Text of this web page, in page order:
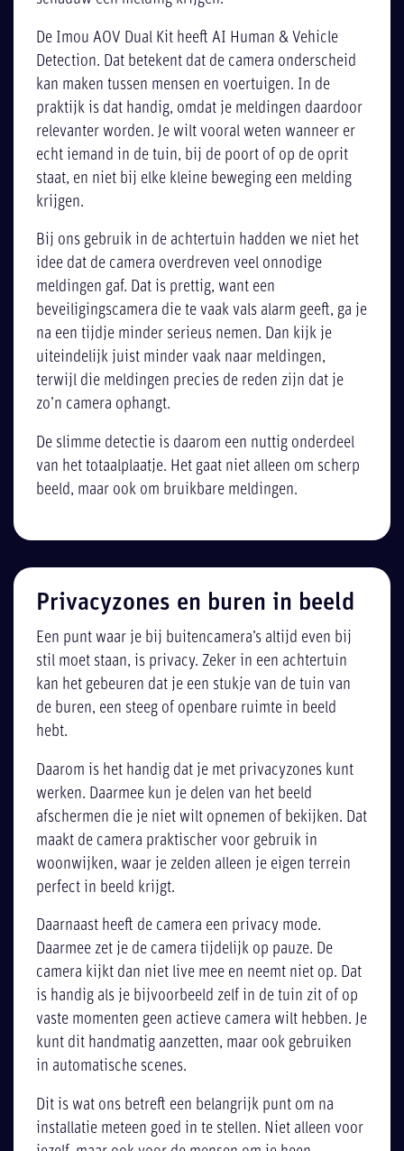
De Imou AOV Dual Kit heeft AI Human & Vehicle
Detection. Dat betekent dat de camera onderscheid
kan maken tussen mensen en voertuigen. In de
praktijk is dat handig, omdat je meldingen daardoor
relevanter worden. Je wilt vooral weten wanneer er
echt iemand in de tuin, bij de poort of op de oprit
staat, en niet bij elke kleine beweging een melding
krijgen.
Bij ons gebruik in de achtertuin hadden we niet het
idee dat de camera overdreven veel onnodige
meldingen gaf. Dat is prettig, want een
beveiligingscamera die te vaak vals alarm geeft, ga je
na een tijdje minder serieus nemen. Dan kijk je
uiteindelijk juist minder vaak naar meldingen,
terwijl die meldingen precies de reden zijn dat je
zo’n camera ophangt.
De slimme detectie is daarom een nuttig onderdeel
van het totaalplaatje. Het gaat niet alleen om scherp
beeld, maar ook om bruikbare meldingen.
Privacyzones en buren in beeld
Een punt waar je bij buitencamera’s altijd even bij
stil moet staan, is privacy. Zeker in een achtertuin
kan het gebeuren dat je een stukje van de tuin van
de buren, een steeg of openbare ruimte in beeld
hebt.
Daarom is het handig dat je met privacyzones kunt
werken. Daarmee kun je delen van het beeld
afschermen die je niet wilt opnemen of bekijken. Dat
maakt de camera praktischer voor gebruik in
woonwijken, waar je zelden alleen je eigen terrein
perfect in beeld krijgt.
Daarnaast heeft de camera een privacy mode.
Daarmee zet je de camera tijdelijk op pauze. De
camera kijkt dan niet live mee en neemt niet op. Dat
is handig als je bijvoorbeeld zelf in de tuin zit of op
vaste momenten geen actieve camera wilt hebben. Je
kunt dit handmatig aanzetten, maar ook gebruiken
in automatische scenes.
Dit is wat ons betreft een belangrijk punt om na
installatie meteen goed in te stellen. Niet alleen voor